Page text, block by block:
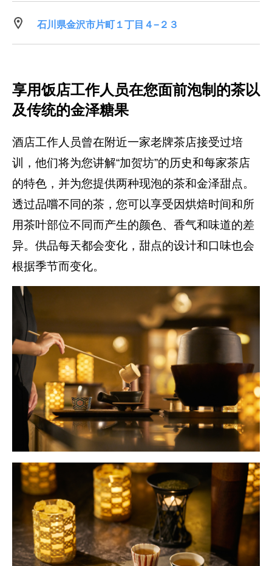
石川県金沢市片町１丁目４−２３
享用饭店工作人员在您面前泡制的茶以
及传统的金泽糖果
酒店工作人员曾在附近一家老牌茶店接受过培
训，他们将为您讲解“加贺坊”的历史和每家茶店
的特色，并为您提供两种现泡的茶和金泽甜点。
透过品嚐不同的茶，您可以享受因烘焙时间和所
用茶叶部位不同而产生的颜色、香气和味道的差
异。供品每天都会变化，甜点的设计和口味也会
根据季节而变化。